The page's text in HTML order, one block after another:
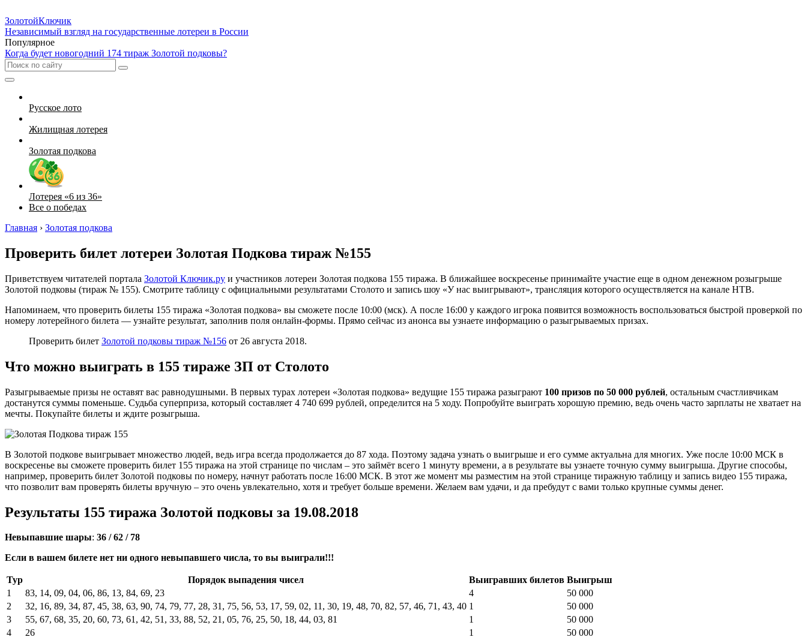
ЗолотойКлючик
Независимый взгляд на государственные лотереи в России
Популярное
Когда будет новогодний 174 тираж Золотой подковы?
Русское лото
Жилищная лотерея
Золотая подкова
Лотерея «6 из 36»
Все о победах
Главная › Золотая подкова
Проверить билет лотереи Золотая Подкова тираж №155
Приветствуем читателей портала Золотой Ключик.ру и участников лотереи Золотая подкова 155 тиража. В ближайшее воскресенье принимайте участие еще в одном денежном розыгрыше
Золотой подковы (тираж № 155). Смотрите таблицу с официальными результатами Столото и запись шоу «У нас выигрывают», трансляция которого осуществляется на канале НТВ.
Напоминаем, что проверить билеты 155 тиража «Золотая подкова» вы сможете после 10:00 (мск). А после 16:00 у каждого игрока появится возможность воспользоваться быстрой проверкой по
номеру лотерейного билета — узнайте результат, заполнив поля онлайн-формы. Прямо сейчас из анонса вы узнаете информацию о разыгрываемых призах.
Проверить билет Золотой подковы тираж №156 от 26 августа 2018.
Что можно выиграть в 155 тираже ЗП от Столото
Разыгрываемые призы не оставят вас равнодушными. В первых турах лотереи «Золотая подкова» ведущие 155 тиража разыграют 100 призов по 50 000 рублей, остальным счастливчикам
достанутся суммы поменьше. Судьба суперприза, который составляет 4 740 699 рублей, определится на 5 ходу. Попробуйте выиграть хорошую премию, ведь очень часто зарплаты не хватает на
мечты. Покупайте билеты и ждите розыгрыша.
В Золотой подкове выигрывает множество людей, ведь игра всегда продолжается до 87 хода. Поэтому задача узнать о выигрыше и его сумме актуальна для многих. Уже после 10:00 МСК в
воскресенье вы сможете проверить билет 155 тиража на этой странице по числам – это займёт всего 1 минуту времени, а в результате вы узнаете точную сумму выигрыша. Другие способы,
например, проверить билет Золотой подковы по номеру, начнут работать после 16:00 МСК. В этот же момент мы разместим на этой странице тиражную таблицу и запись видео 155 тиража,
что позволит вам проверять билеты вручную – это очень увлекательно, хотя и требует больше времени. Желаем вам удачи, и да пребудут с вами только крупные суммы денег.
Результаты 155 тиража Золотой подковы за 19.08.2018
Невыпавшие шары: 36 / 62 / 78
Если в вашем билете нет ни одного невыпавшего числа, то вы выиграли!!!
Тур Порядок выпадения чисел Выигравших билетов Выигрыш
1
83, 14, 09, 04, 06, 86, 13, 84, 69, 23 4
50 000
2
32, 16, 89, 34, 87, 45, 38, 63, 90, 74, 79, 77, 28, 31, 75, 56, 53, 17, 59, 02, 11, 30, 19, 48, 70, 82, 57, 46, 71, 43, 40 1
50 000
3
55, 67, 68, 35, 20, 60, 73, 61, 42, 51, 33, 88, 52, 21, 05, 76, 25, 50, 18, 44, 03, 81 1
50 000
4
26 1
50 000